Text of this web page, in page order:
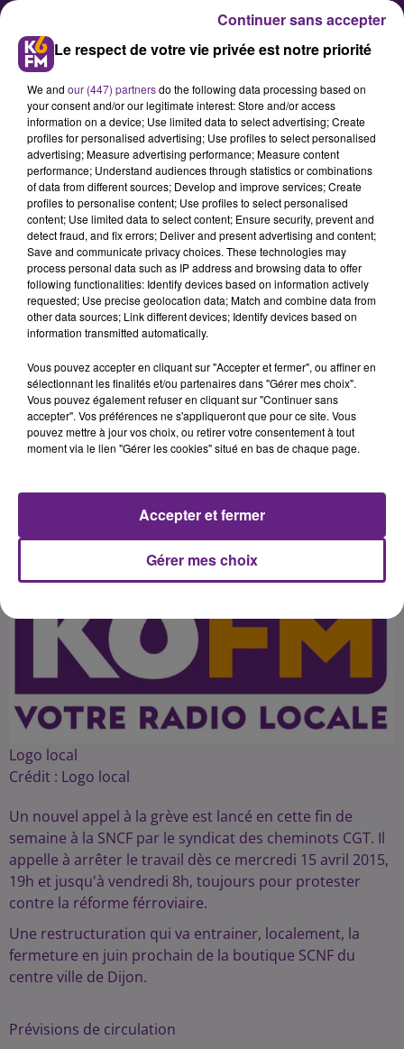
SCNF : une nouvelle mobilisation
prévue ce jeudi en Bourgogne
Un nouvelle grève SCNF est prévue
à partir de ce mercredi 15 avril,
19h, et jusqu'à vendredi 8h, à
l'appel du syndicat CGT qui proteste
ferroviaire. En Bourgogne, 90% des
TER seront assurés sauf sur l'axe
Dijon- Laroche- Paris où seul un TER
Publié : 15 avril 2015 à 2h22 par 45
Logo local
Crédit : Logo local
Un nouvel appel à la grève est lancé en cette fin de
semaine à la SNCF par le syndicat des cheminots CGT. Il
appelle à arrêter le travail dès ce mercredi 15 avril 2015,
19h et jusqu'à vendredi 8h, toujours pour protester
contre la réforme férroviaire.
Une restructuration qui va entrainer, localement, la
fermeture en juin prochain de la boutique SCNF du
centre ville de Dijon.
Prévisions de circulation
Le respect de votre vie privée est notre priorité
We and our (447) partnersdo the following data processing based on
your consent and/or our legitimate interest: Store and/or access
information on a device; Use limited data to select advertising; Create
profiles for personalised advertising; Use profiles to select personalised
advertising; Measure advertising performance; Measure content
performance; Understand audiences through statistics or combinations
of data from different sources; Develop and improve services; Create
profiles to personalise content; Use profiles to select personalised
content; Use limited data to select content; Ensure security, prevent and
detect fraud, and fix errors; Deliver and present advertising and content;
Save and communicate privacy choices. These technologies may
process personal data such as IP address and browsing data to offer
following functionalities: Identify devices based on information actively
requested; Use precise geolocation data; Match and combine data from
other data sources; Link different devices; Identify devices based on
information transmitted automatically.
Vous pouvez accepter en cliquant sur "Accepter et fermer", ou affiner en
sélectionnant les finalités et/ou partenaires dans "Gérer mes choix".
Vous pouvez également refuser en cliquant sur "Continuer sans
accepter". Vos préférences ne s'appliqueront que pour ce site. Vous
pouvez mettre à jour vos choix, ou retirer votre consentement à tout
moment via le lien "Gérer les cookies" situé en bas de chaque page.
Gérer mes choix
Accepter et fermer
Continuer sans accepter